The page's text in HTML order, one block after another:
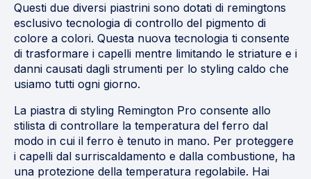
Questi due diversi piastrini sono dotati di remingtons
esclusivo tecnologia di controllo del pigmento di
colore a colori. Questa nuova tecnologia ti consente
di trasformare i capelli mentre limitando le striature e i
danni causati dagli strumenti per lo styling caldo che
usiamo tutti ogni giorno.
La piastra di styling Remington Pro consente allo
stilista di controllare la temperatura del ferro dal
modo in cui il ferro è tenuto in mano. Per proteggere
i capelli dal surriscaldamento e dalla combustione, ha
una protezione della temperatura regolabile. Hai